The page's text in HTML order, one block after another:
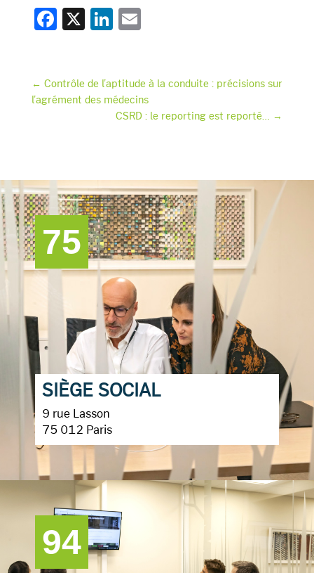
F
e
b
k
X Li
e
dI
E
l
← Contrôle de l’aptitude à la conduite : précisions sur
l’agrément des médecins
CSRD : le reporting est reporté…
→
75
SIÈGE SOCIAL
9 rue Lasson
75 012 Paris
94